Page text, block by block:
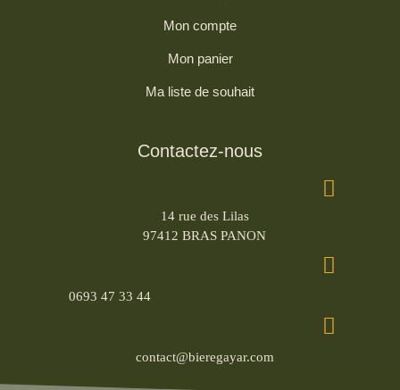
Mon compte
Mon panier
Ma liste de souhait
Contactez-nous
14 rue des Lilas
97412 BRAS PANON
0693 47 33 44
contact@bieregayar.com